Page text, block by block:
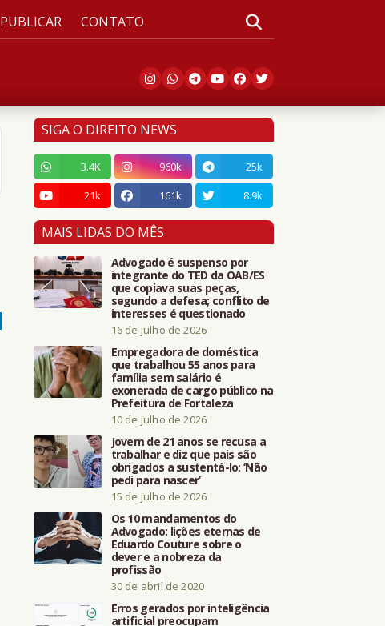
PUBLICAR CONTATO
SIGA O DIREITO NEWS
3.4K 960k
25k
21k
161k 8.9k
MAIS LIDAS DO MÊS
Advogado é suspenso por
integrante do TED da OAB/ES
que copiava suas peças,
segundo a defesa; conflito de
interesses é questionado
16 de julho de 2026
Empregadora de doméstica
que trabalhou 55 anos para
família sem salário é
exonerada de cargo público na
Prefeitura de Fortaleza
10 de julho de 2026
Jovem de 21 anos se recusa a
trabalhar e diz que pais são
obrigados a sustentá-lo: ‘Não
pedi para nascer’
15 de julho de 2026
Os 10 mandamentos do
Advogado: lições eternas de
Eduardo Couture sobre o
dever e a nobreza da
profissão
30 de abril de 2020
Erros gerados por inteligência
artificial preocupam